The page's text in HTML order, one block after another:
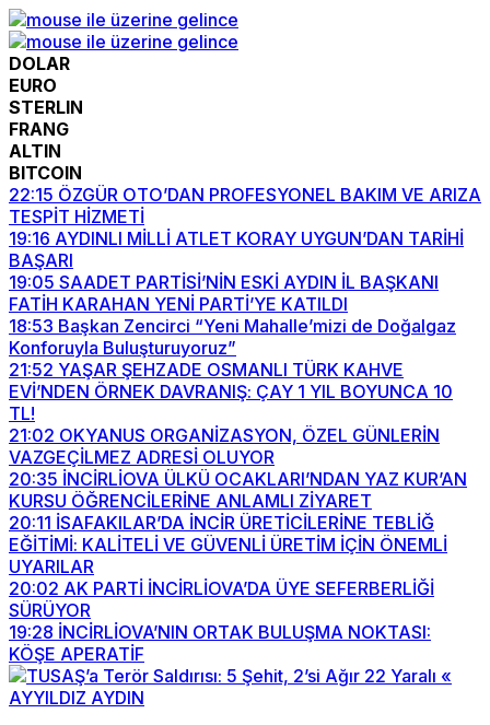
DOLAR
EURO
STERLIN
FRANG
ALTIN
BITCOIN
22:15 ÖZGÜR OTO’DAN PROFESYONEL BAKIM VE ARIZA
TESPİT HİZMETİ
19:16 AYDINLI MİLLİ ATLET KORAY UYGUN’DAN TARİHİ
BAŞARI
19:05 SAADET PARTİSİ’NİN ESKİ AYDIN İL BAŞKANI
FATİH KARAHAN YENİ PARTİ’YE KATILDI
18:53 Başkan Zencirci “Yeni Mahalle’mizi de Doğalgaz
Konforuyla Buluşturuyoruz”
21:52 YAŞAR ŞEHZADE OSMANLI TÜRK KAHVE
EVİ’NDEN ÖRNEK DAVRANIŞ: ÇAY 1 YIL BOYUNCA 10
TL!
21:02 OKYANUS ORGANİZASYON, ÖZEL GÜNLERİN
VAZGEÇİLMEZ ADRESİ OLUYOR
20:35 İNCİRLİOVA ÜLKÜ OCAKLARI’NDAN YAZ KUR’AN
KURSU ÖĞRENCİLERİNE ANLAMLI ZİYARET
20:11 İSAFAKILAR’DA İNCİR ÜRETİCİLERİNE TEBLİĞ
EĞİTİMİ: KALİTELİ VE GÜVENLİ ÜRETİM İÇİN ÖNEMLİ
UYARILAR
20:02 AK PARTİ İNCİRLİOVA’DA ÜYE SEFERBERLİĞİ
SÜRÜYOR
19:28 İNCİRLİOVA’NIN ORTAK BULUŞMA NOKTASI:
KÖŞE APERATİF